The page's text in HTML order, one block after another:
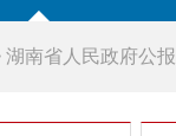
湖南省人民政府公报